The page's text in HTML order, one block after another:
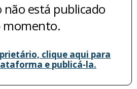
não está publicado
momento.
clique aqui para
e publicá-la.